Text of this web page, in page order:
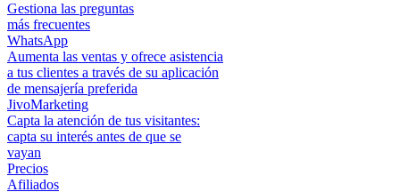
Gestiona las preguntas
más frecuentes
WhatsApp
Aumenta las ventas y ofrece asistencia
a tus clientes a través de su aplicación
de mensajería preferida
JivoMarketing
Capta la atención de tus visitantes:
capta su interés antes de que se
vayan
Precios
Afiliados